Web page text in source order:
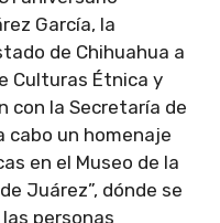
García, la
de Chihuahua a
Culturas Étnica y
con la Secretaría de
cabo un homenaje
en el Museo de la
Juárez”, dónde se
personas